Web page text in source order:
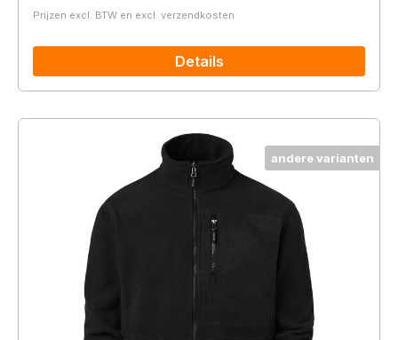
Prijzen excl. BTW en excl. verzendkosten
Details
andere varianten